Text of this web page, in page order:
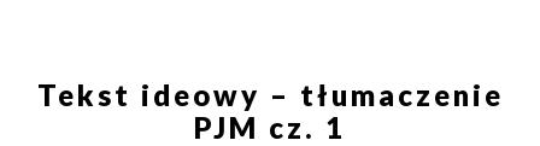
Tekst ideowy – tłumaczenie
PJM cz. 1